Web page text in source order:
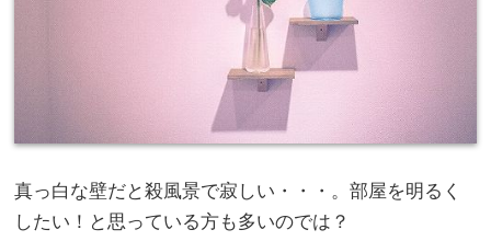
真っ白な壁だと殺風景で寂しい・・・。部屋を明るく
したい！と思っている方も多いのでは？